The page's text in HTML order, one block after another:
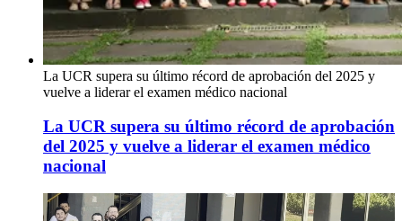
La UCR supera su último récord de aprobación del 2025 y
vuelve a liderar el examen médico nacional
La UCR supera su último récord de aprobación
del 2025 y vuelve a liderar el examen médico
nacional